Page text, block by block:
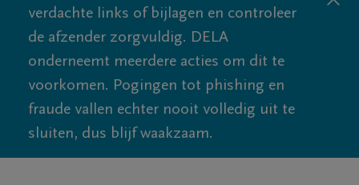
verdachte links of bijlagen en controleer
de afzender zorgvuldig. DELA
onderneemt meerdere acties om dit te
voorkomen. Pogingen tot phishing en
fraude vallen echter nooit volledig uit te
sluiten, dus blijf waakzaam.